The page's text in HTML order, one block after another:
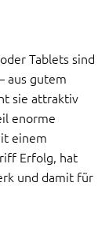
Tablets sind
aus gutem
sie attraktiv
enorme
einem
Erfolg, hat
und damit für